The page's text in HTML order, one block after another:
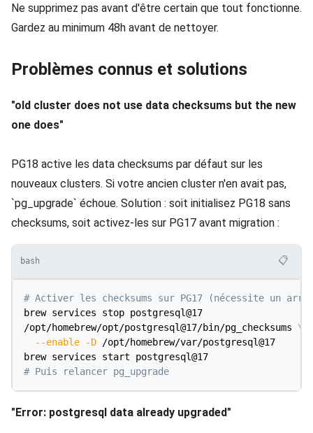
Ne supprimez pas avant d'être certain que tout fonctionne.
Gardez au minimum 48h avant de nettoyer.
Problèmes connus et solutions
"old cluster does not use data checksums but the new
one does"
PG18 active les data checksums par défaut sur les
nouveaux clusters. Si votre ancien cluster n'en avait pas,
`pg_upgrade` échoue. Solution : soit initialisez PG18 sans
checksums, soit activez-les sur PG17 avant migration :
bash 📋
# Activer les checksums sur PG17 (nécessite un
brew services stop postgresql@17
/opt/homebrew/opt/postgresql@17/bin/pg_checksums \
--enable
-D /opt/homebrew/var/postgresql@17
# Puis relancer pg_upgrade
"Error: postgresql data already upgraded"